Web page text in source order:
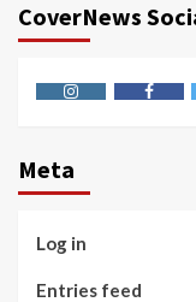
CoverNews
Meta
Log in
Entries feed